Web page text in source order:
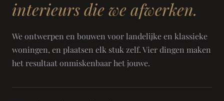
interieurs die we afwerken.
We ontwerpen en bouwen voor landelijke en klassieke
woningen, en plaatsen elk stuk zelf. Vier dingen maken
het resultaat onmiskenbaar het jouwe.